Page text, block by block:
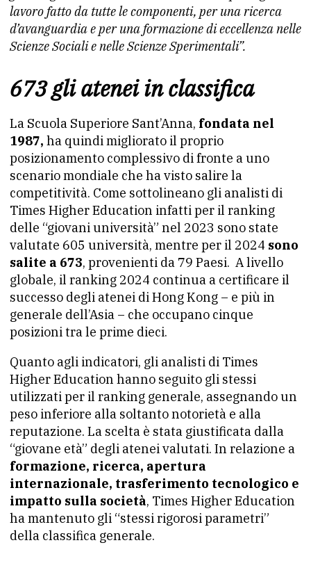
lavoro fatto da tutte le componenti, per una ricerca
d’avanguardia e per una formazione di eccellenza nelle
Scienze Sociali e nelle Scienze Sperimentali”.
673 gli atenei in classifica
La Scuola Superiore Sant’Anna, fondata nel
1987, ha quindi migliorato il proprio
posizionamento complessivo di fronte a uno
scenario mondiale che ha visto salire la
competitività. Come sottolineano gli analisti di
Times Higher Education infatti per il ranking
delle “giovani università” nel 2023 sono state
valutate 605 università, mentre per il 2024 sono
salite a 673, provenienti da 79 Paesi. A livello
globale, il ranking 2024 continua a certificare il
successo degli atenei di Hong Kong – e più in
generale dell’Asia – che occupano cinque
posizioni tra le prime dieci.
Quanto agli indicatori, gli analisti di Times
Higher Education hanno seguito gli stessi
utilizzati per il ranking generale, assegnando un
peso inferiore alla soltanto notorietà e alla
reputazione. La scelta è stata giustificata dalla
“giovane età” degli atenei valutati. In relazione a
formazione, ricerca, apertura
internazionale, trasferimento tecnologico e
impatto sulla società, Times Higher Education
ha mantenuto gli “stessi rigorosi parametri”
della classifica generale.